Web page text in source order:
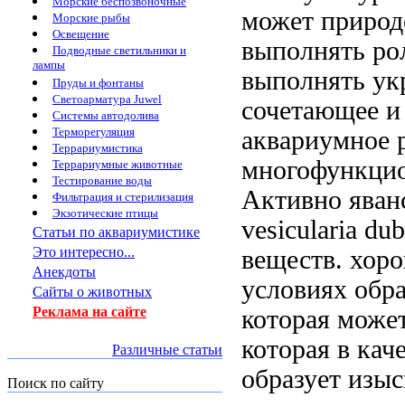
Морские рыбы
Освещение
Подводные светильники и
лампы
Пруды и фонтаны
Светоарматура Juwel
Системы автодолива
Терморегуляция
Террариумистика
Террариумные животные
Тестирование воды
Фильтрация и стерилизация
Экзотические птицы
Статьи по аквариумистике
Это интересно...
Анекдоты
Сайты о животных
Реклама на сайте
Различные статьи
Поиск по сайту
может
выполнять
выполнять
сочетающее и
аквариумное
Активно
vesicularia
веществ.
условиях
которая
которая в
образует